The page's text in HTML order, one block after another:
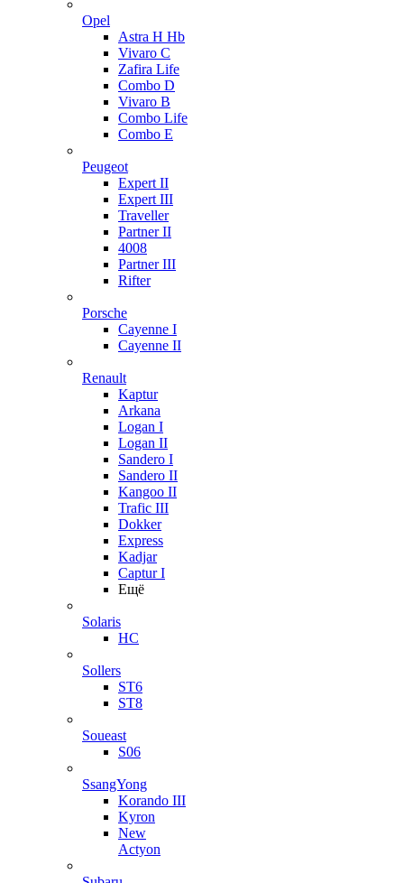
Opel
Astra H Hb
Vivaro C
Zafira Life
Combo D
Vivaro B
Combo Life
Combo E
Peugeot
Expert II
Expert III
Traveller
Partner II
4008
Partner III
Rifter
Porsche
Cayenne I
Cayenne II
Renault
Kaptur
Arkana
Logan I
Logan II
Sandero I
Sandero II
Kangoo II
Trafic III
Dokker
Express
Kadjar
Captur I
Ещё
Solaris
HC
Sollers
ST6
ST8
Soueast
S06
SsangYong
Korando III
Kyron
New
Actyon